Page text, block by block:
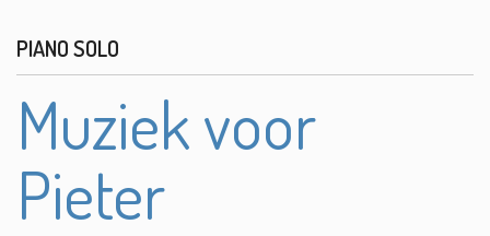
PIANO SOLO
Muziek voor
Pieter